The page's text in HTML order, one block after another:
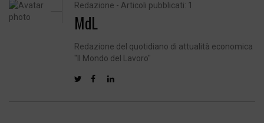
Redazione - Articoli pubblicati: 1
MdL
Redazione del quotidiano di attualità economica
"Il Mondo del Lavoro"